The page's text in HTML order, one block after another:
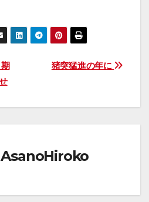
猪突猛進の年に
AsanoHiroko